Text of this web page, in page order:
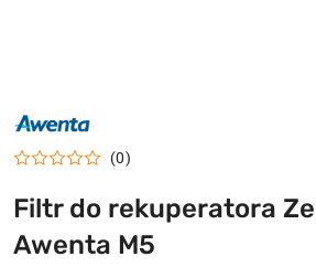
AWENTA
POLSKI
PRODUCENT
WENTYLATORY(0)
Filtr do rekuperatora
Awenta M5